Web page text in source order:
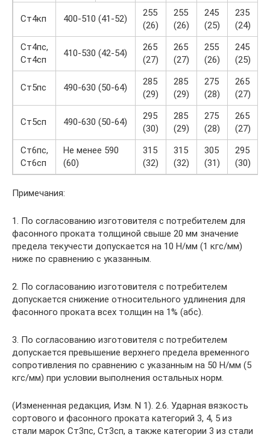
Ст4кп 400-510 (41-52)
255
(26)
255
(26)
245
(25)
235
(24)
Ст4пс,
Ст4сп
410-530 (42-54)
265
(27)
265
(27)
255
(26)
245
(25)
Ст5пс 490-630 (50-64)
285
(29)
285
(29)
275
(28)
265
(27)
Ст5сп 490-630 (50-64)
295
(30)
285
(29)
275
(28)
265
(27)
Ст6пс,
Ст6сп
Не менее 590
(60)
315
(32)
315
(32)
305
(31)
295
(30)
Примечания:
1. По согласованию изготовителя с потребителем для
фасонного проката толщиной свыше 20 мм значение
предела текучести допускается на 10 Н/мм (1 кгс/мм)
ниже по сравнению с указанным.
2. По согласованию изготовителя с потребителем
допускается снижение относительного удлинения для
фасонного проката всех толщин на 1% (абс).
3. По согласованию изготовителя с потребителем
допускается превышение верхнего предела временного
сопротивления по сравнению с указанным на 50 Н/мм (5
кгс/мм) при условии выполнения остальных норм.
(Измененная редакция, Изм. N 1). 2.6. Ударная вязкость
сортового и фасонного проката категорий 3, 4, 5 из
стали марок Ст3пс, Ст3сп, а также категории 3 из стали